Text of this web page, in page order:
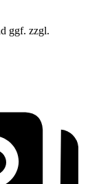
ggf. zzgl.